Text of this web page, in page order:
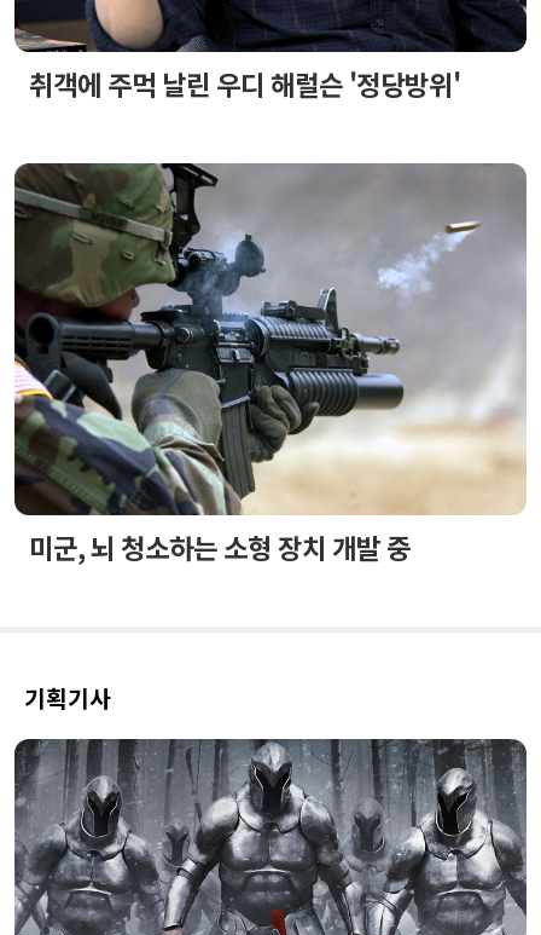
취객에 주먹 날린 우디 해럴슨 '정당방위'
미군, 뇌 청소하는 소형 장치 개발 중
기획기사